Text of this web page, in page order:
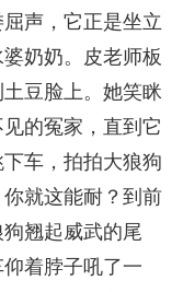
声，它正是坐立
奶奶。皮老师板
豆脸上。她笑眯
的冤家，直到它
车，拍拍大狼狗
就这能耐？到前
翘起威武的尾
着脖子吼了一